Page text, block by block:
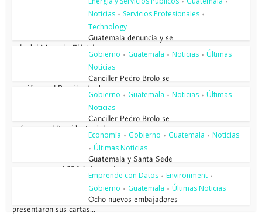
Noticias • Servicios Profesionales •
Technology
Guatemala denuncia y se
sale del Mercado Eléctrico...
Gobierno • Guatemala • Noticias • Últimas
Noticias
Canciller Pedro Brolo se
reunió con el Presidente de...
Gobierno • Guatemala • Noticias • Últimas
Noticias
Canciller Pedro Brolo se
reúne con el Presidente del...
Economía • Gobierno • Guatemala • Noticias
• Últimas Noticias
Guatemala y Santa Sede
conmemoran el 85.º Aniversario...
Emprende con Datos • Environment •
Gobierno • Guatemala • Últimas Noticias
Ocho nuevos embajadores
presentaron sus cartas...